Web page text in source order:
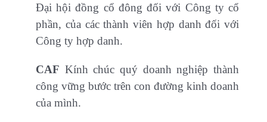
Đại hội đồng cổ đông đối với Công ty cổ
phần, của các thành viên hợp danh đối với
Công ty hợp danh.
CAF Kính chúc quý doanh nghiệp thành
công vững bước trên con đường kinh doanh
của mình.